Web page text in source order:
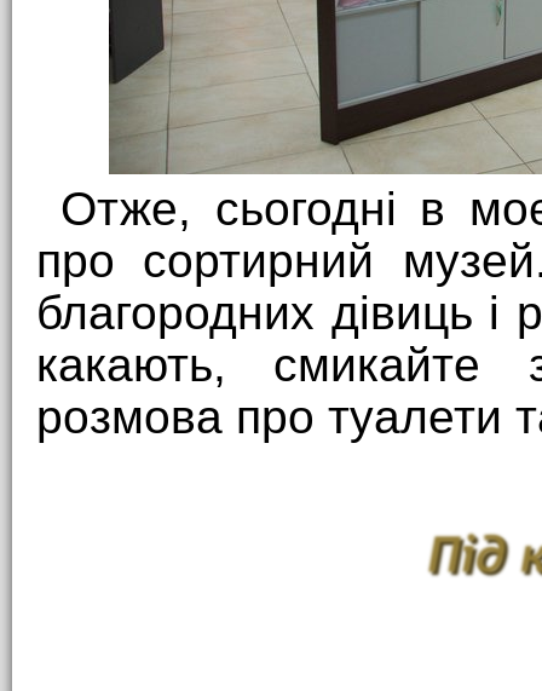
Отже, сьогодні в
про сортирний
благородних дівиць
какають, смикайте
розмова про туалети